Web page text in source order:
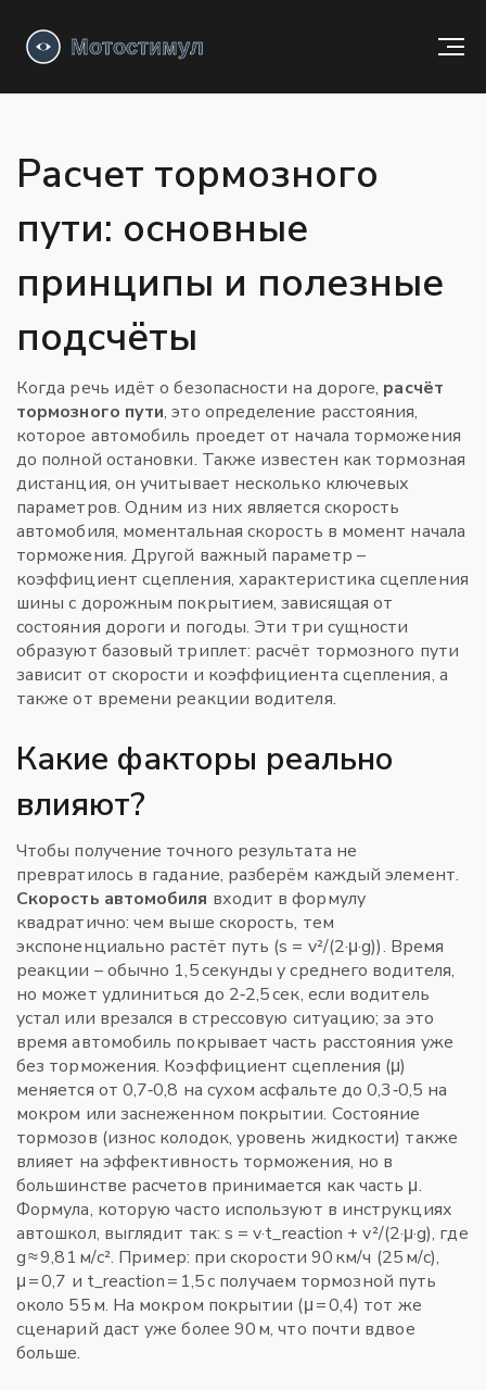
Расчет тормозного
пути: основные
принципы и полезные
подсчёты
Когда речь идёт о безопасности на дороге, расчёт
тормозного пути,это определение расстояния,
которое автомобиль проедет от начала торможения
до полной остановки. Также известен как тормозная
дистанция, он учитывает несколько ключевых
параметров. Одним из них является скорость
автомобиля, моментальная скорость в момент начала
торможения. Другой важный параметр –
коэффициент сцепления, характеристика сцепления
шины с дорожным покрытием, зависящая от
состояния дороги и погоды. Эти три сущности
образуют базовый триплет: расчёт тормозного пути
зависит от скорости и коэффициента сцепления, а
также от времени реакции водителя.
Какие факторы реально
влияют?
Чтобы получение точного результата не
превратилось в гадание, разберём каждый элемент.
Скорость автомобиля входит в формулу
квадратично: чем выше скорость, тем
экспоненциально растёт путь (s = v²/(2·μ·g)). Время
реакции – обычно 1,5 секунды у среднего водителя,
но может удлиниться до 2‑2,5 сек, если водитель
устал или врезался в стрессовую ситуацию; за это
время автомобиль покрывает часть расстояния уже
без торможения. Коэффициент сцепления (μ)
меняется от 0,7‑0,8 на сухом асфальте до 0,3‑0,5 на
мокром или заснеженном покрытии. Состояние
тормозов (износ колодок, уровень жидкости) также
влияет на эффективность торможения, но в
большинстве расчетов принимается как часть μ.
Формула, которую часто используют в инструкциях
автошкол, выглядит так: s = v·t_reaction + v²/(2·μ·g), где
g ≈ 9,81 м/с². Пример: при скорости 90 км/ч (25 м/с),
μ = 0,7 и t_reaction = 1,5 с получаем тормозной путь
около 55 м. На мокром покрытии (μ = 0,4) тот же
сценарий даст уже более 90 м, что почти вдвое
больше.